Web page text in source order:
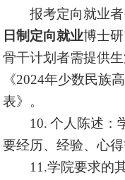
报考定向就业
日制定向就业博士
骨干计划者需提供
《2024年少数民族
表》。
10. 个人陈述：
要经历、经验、心得
11.学院要求的